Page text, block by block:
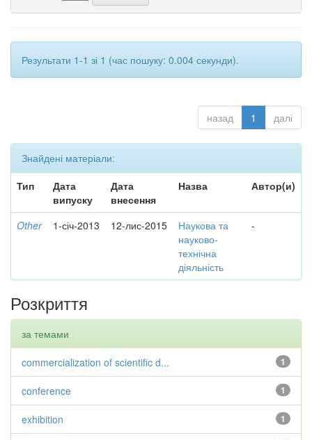
Результати 1-1 зі 1 (час пошуку: 0.004 секунди).
назад 1 далі
Знайдені матеріали:
Тип
Дата
випуску
Дата
внесення
Назва Автор(и)
Other 1-січ-2013 12-лис-2015
Наукова та
науково-
технічна
діяльність
-
Розкриття
за темами
1
commercialization of scientific d...
1
conference
1
exhibition